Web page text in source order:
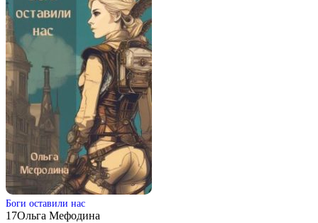
Боги оставили нас
17Ольга Мефодина